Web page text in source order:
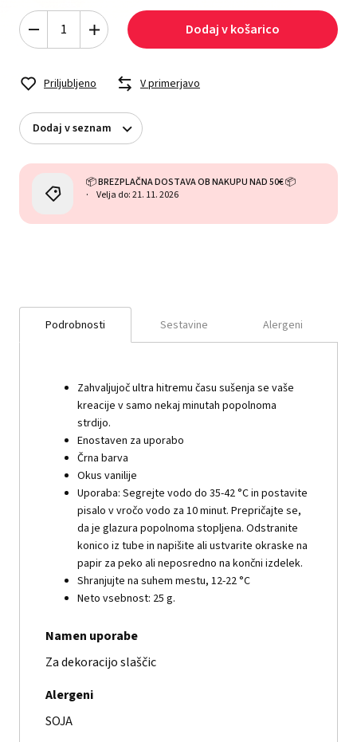
Dodaj v košarico
Priljubljeno V primerjavo
Dodaj v seznam
📦 BREZPLAČNA DOSTAVA OB NAKUPU NAD 50€ 📦
Velja do: 21. 11. 2026
Podrobnosti Sestavine Alergeni
Zahvaljujoč ultra hitremu času sušenja se vaše
kreacije v samo nekaj minutah popolnoma
strdijo.
Enostaven za uporabo
Črna barva
Okus vanilije
Uporaba: Segrejte vodo do 35-42 °C in postavite
pisalo v vročo vodo za 10 minut. Prepričajte se,
da je glazura popolnoma stopljena. Odstranite
konico iz tube in napišite ali ustvarite okraske na
papir za peko ali neposredno na končni izdelek.
Shranjujte na suhem mestu, 12-22 °C
Neto vsebnost: 25 g.
Namen uporabe
Za dekoracijo slaščic
Alergeni
SOJA